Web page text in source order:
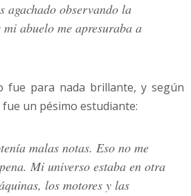
agachado observando la
abuelo me apresuraba a
fue para nada brillante, y según
un pésimo estudiante:
malas notas. Eso no me
Mi universo estaba en otra
los motores y las